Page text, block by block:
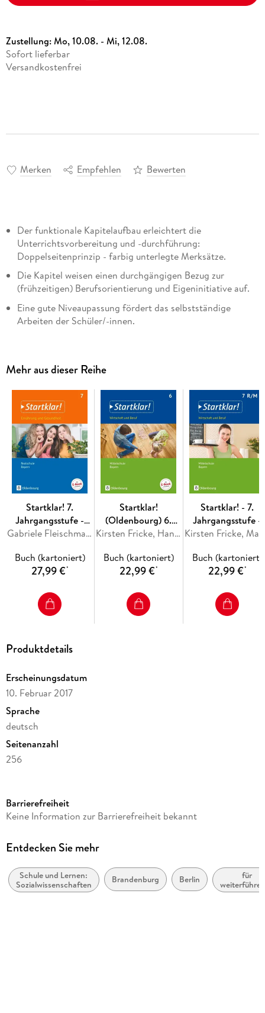
Zustellung:Mo, 10.08. - Mi, 12.08.
Sofort lieferbar
Versandkostenfrei
Merken Empfehlen Bewerten
Der funktionale Kapitelaufbau erleichtert die
Unterrichtsvorbereitung und -durchführung:
Doppelseitenprinzip - farbig unterlegte Merksätze.
Die Kapitel weisen einen durchgängigen Bezug zur
(frühzeitigen) Berufsorientierung und Eigeninitiative auf.
Eine gute Niveaupassung fördert das selbstständige
Arbeiten der Schüler/-innen.
Differenzierung.
Aktuelle Onlinematerialien sind über Webcodes erhältlich.
Mehr aus dieser Reihe
Startklar! 7.
Jahrgangsstufe -
Ernährung und
Realschule Bayern -
Schülerbuch
Gabriele Fleischmann, Nina Goldmann, Heide Tremmel-Sack, Petra Westhäuser, Stephanie Wunder
Buch (kartoniert)
27,99 €*
Startklar!
(Oldenbourg) 6.
Jahrgangsstufe -
Beruf - Mittelschule
Bayern -
Kirsten Fricke, Hans Hlavacek, Margit Friedlein, Ralf Kassirra, Silke Schrauth
Buch (kartoniert)
22,99 €*
Startklar! - 7.
Jahrgangsstufe -
Schülerbuch
Buch (kartoniert)
22,99 €*
Produktdetails
Erscheinungsdatum
10. Februar 2017
Sprache
deutsch
Seitenanzahl
256
Autor/Autorin
Ulf Holzendorf, Bernd Meier, Dieter Mette
Verlag/Hersteller
Barrierefreiheit
Keine Information zur Barrierefreiheit bekannt
Entdecken Sie mehr
Schule und Lernen:
Sozialwissenschaften
Brandenburg Berlin
für
Schulen